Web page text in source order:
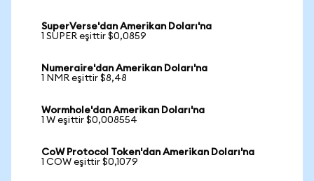
SuperVerse'dan Amerikan Doları'na
1 SUPER eşittir $0,0859
Numeraire'dan Amerikan Doları'na
1 NMR eşittir $8,48
Wormhole'dan Amerikan Doları'na
1 W eşittir $0,008554
CoW Protocol Token'dan Amerikan Doları'na
1 COW eşittir $0,1079